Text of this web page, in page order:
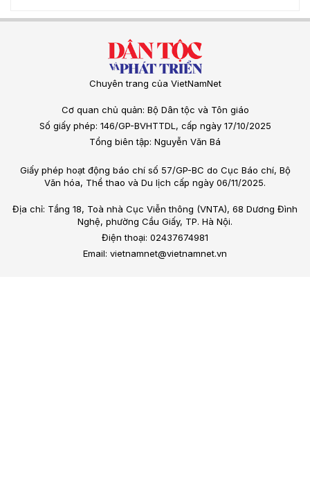
Chuyên trang của VietNamNet
Cơ quan chủ quản: Bộ Dân tộc và Tôn giáo
Số giấy phép: 146/GP-BVHTTDL, cấp ngày 17/10/2025
Tổng biên tập: Nguyễn Văn Bá
Giấy phép hoạt động báo chí số 57/GP-BC do Cục Báo chí, Bộ
Văn hóa, Thể thao và Du lịch cấp ngày 06/11/2025.
Địa chỉ: Tầng 18, Toà nhà Cục Viễn thông (VNTA), 68 Dương Đình
Nghệ, phường Cầu Giấy, TP. Hà Nội.
Điện thoại: 02437674981
Email: vietnamnet@vietnamnet.vn